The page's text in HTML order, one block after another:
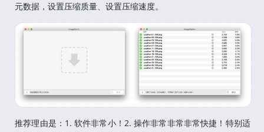
元数据，设置压缩质量、设置压缩速度。
推荐理由是：1. 软件非常小！2. 操作非常非常非常快捷！特别适